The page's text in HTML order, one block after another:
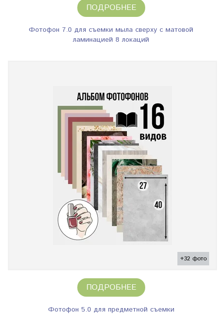
ПОДРОБНЕЕ
Фотофон 7.0 для съемки мыла сверху с матовой
ламинацией 8 локаций
+32 фото
ПОДРОБНЕЕ
Фотофон 5.0 для предметной съемки